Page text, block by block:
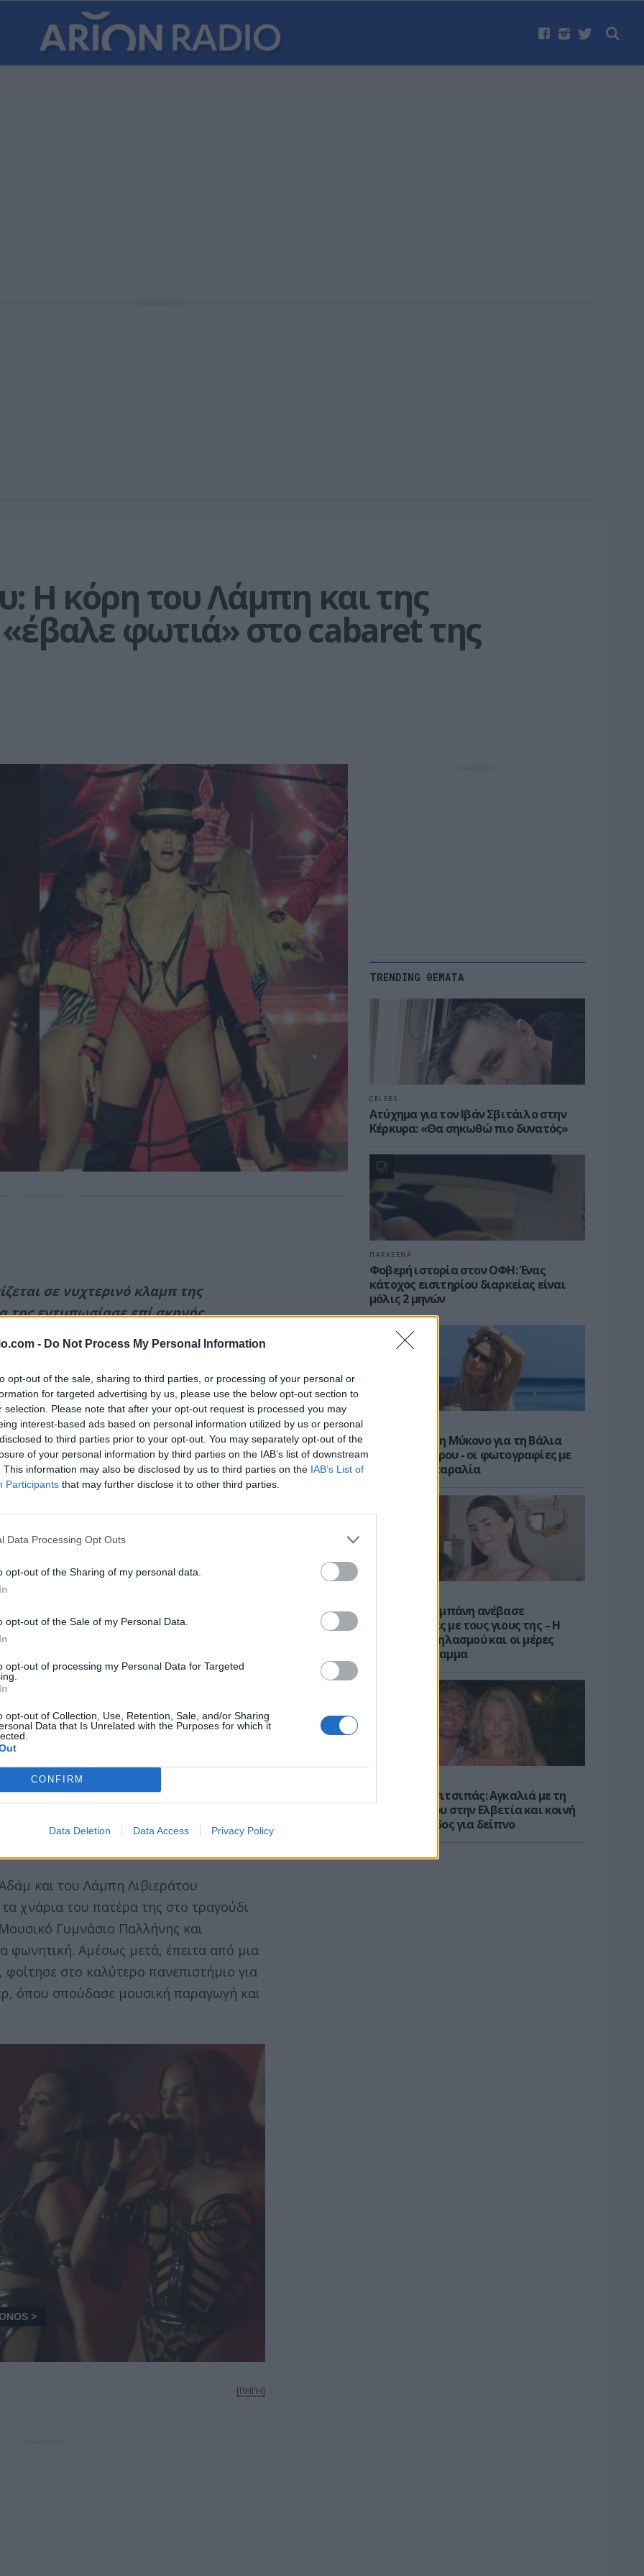
- Do Not Process My Personal Information
opt-out of the sale, sharing to third parties, or processing of your personal or
for targeted advertising by us, please use the below opt-out section to
selection. Please note that after your opt-out request is processed you may
interest-based ads based on personal information utilized by us or personal
to third parties prior to your opt-out. You may separately opt-out of the
of your personal information by third parties on the IAB’s list of downstream
This information may also be disclosed by us to third parties on the IAB’s List of
Participants that may further disclose it to other third parties.
Data Processing Opt Outs
opt-out of the Sharing of my personal data.
opt-out of the Sale of my Personal Data.
opt-out of processing my Personal Data for Targeted
opt-out of Collection, Use, Retention, Sale, and/or Sharing
Data that Is Unrelated with the Purposes for which it
CONFIRM
Data Deletion Data Access Privacy Policy
Η κόρη του Λάμπη και της
«έβαλε φωτιά» στο cabaret της
σε νυχτερινό κλαμπ της
της εντυπωσίασε επί σκηνής.
ΔΙΑΦΗΜΙΣΗ
και του Λάμπη Λιβιεράτου έκλεψε την
εμφάνισή της, όσο και με τις
Η Δανάη Λιβιεράτου θα εμφανίζεται στο
τις πύλες του για τη φετινή καλοκαιρινή
φαντασμαγορικό του show με τίτλο
ερμηνεύτρια που συμμετέχει σε
και του Λάμπη Λιβιεράτου
χνάρια του πατέρα της στο τραγούδι
Γυμνάσιο Παλλήνης και
φωνητική. Αμέσως μετά, έπειτα από μια
φοίτησε στο καλύτερο πανεπιστήμιο για
όπου σπούδασε μουσική παραγωγή και
[ΠΗΓΗ]
TRENDING ΘΕΜΑΤΑ
CELEBS
Ατύχημα για τον Ιβάν Σβιτάιλο στην
Κέρκυρα: «Θα σηκωθώ πιο δυνατός»
ΠΑΡΑΞΕΝΑ
Φοβερή ιστορία στον ΟΦΗ: Ένας
κάτοχος εισιτηρίου διαρκείας είναι
μόλις 2 μηνών
Διακοπές στη Μύκονο για τη Βάλια
Χατζηθεοδώρου - οι φωτογραφίες με
μαγιό στην παραλία
H Ιωάννα Σιαμπάνη ανέβασε
φωτογραφίες με τους γιους της – Η
στιγμή του θηλασμού και οι μέρες
χωρίς πρόγραμμα
Στέφανος Τσιτσιπάς: Αγκαλιά με τη
σύντροφό του στην Ελβετία και κοινή
βραδινή έξοδος για δείπνο